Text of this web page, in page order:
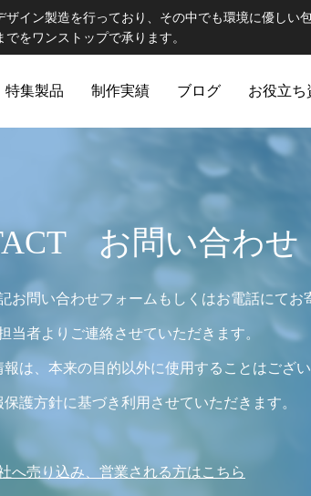
イン製造を行っており、その中でも環境に優しい
をワンストップで承ります。
特集製品 制作実績 ブログ お役立ち
出版製品
出版印刷物（書籍、雑誌、参考書など）
誠心誠意
と「UV厚盛印
食店の集客力アップ！販促・
お問い合わせ
お問い合わせフォームもしくはお電話にてお
当者よりご連絡させていただきます。
は、本来の目的以外に使用することはござ
護方針に基づき利用させていただきます。
へ売り込み、営業される方はこちら